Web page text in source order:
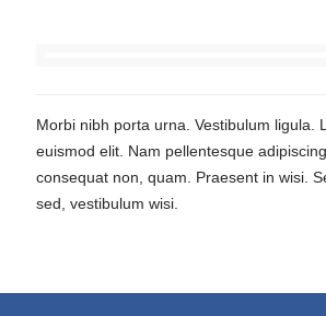
Morbi nibh porta urna. Vestibulum ligula.
euismod elit. Nam pellentesque
consequat non, quam. Praesent in wisi.
sed, vestibulum wisi.